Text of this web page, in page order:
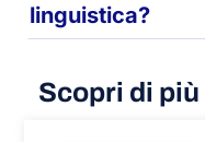
linguistica?
Scopri di